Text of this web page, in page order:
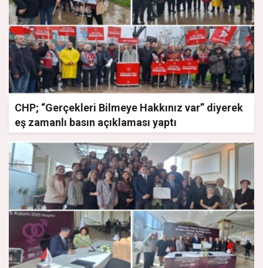
CHP; “Gerçekleri Bilmeye Hakkınız var” diyerek
eş zamanlı basın açıklaması yaptı